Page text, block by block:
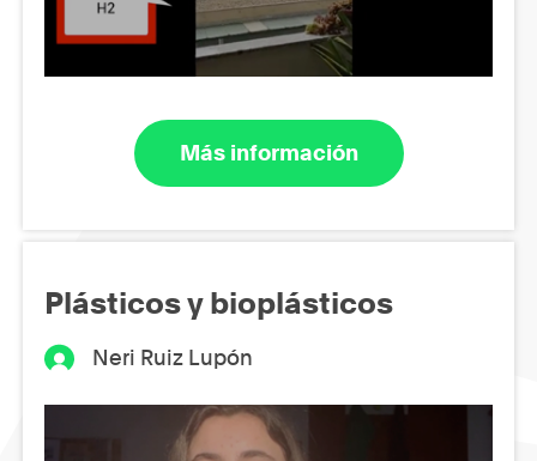
Más información
Plásticos y bioplásticos
Neri Ruiz Lupón